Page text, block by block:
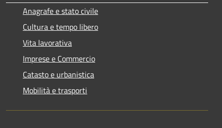
Anagrafe e stato civile
Cultura e tempo libero
Vita lavorativa
Imprese e Commercio
Catasto e urbanistica
Mobilità e trasporti